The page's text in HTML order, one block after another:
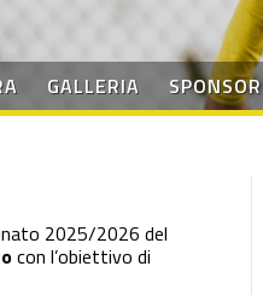
GALLERIA SPONSOR
2025/2026 del
con l’obiettivo di